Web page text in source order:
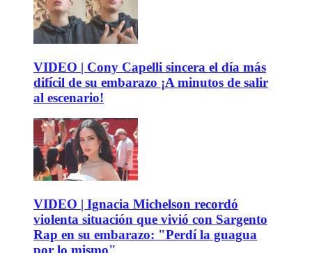
VIDEO | Cony Capelli sincera el día más
difícil de su embarazo ¡A minutos de salir
al escenario!
VIDEO | Ignacia Michelson recordó
violenta situación que vivió con Sargento
Rap en su embarazo: "Perdí la guagua
por lo mismo"